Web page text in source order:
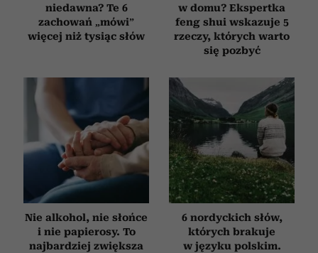
niedawna? Te 6
zachowań „mówi”
więcej niż tysiąc słów
w domu? Ekspertka
feng shui wskazuje 5
rzeczy, których warto
się pozbyć
Nie alkohol, nie słońce
i nie papierosy. To
najbardziej zwiększa
6 nordyckich słów,
których brakuje
w języku polskim.